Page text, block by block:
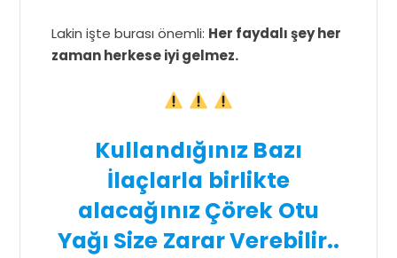
Lakin işte burası önemli: Her faydalı şey her
zaman herkese iyi gelmez.
Kullandığınız Bazı
İlaçlarla birlikte
alacağınız Çörek Otu
Yağı Size Zarar Verebilir..